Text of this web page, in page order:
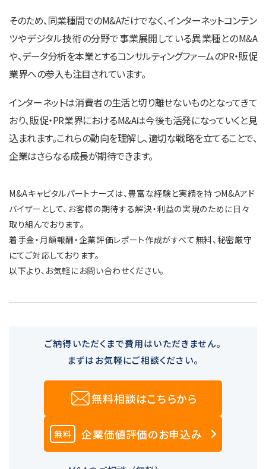
そのため、同業種間でのM&Aだけでなく、インターネットコンテン
ツやデジタル技術の分野で事業展開している異業種とのM&A
や、データ分析を本業とするコンサルティングファームのPR・販促
業界への参入も注目されています。
インターネットは消費者の生活と切り離せないものとなってきて
おり、販促・PR業界におけるM&Aは今後も活発になっていくと見
込まれます。これらの動向を理解し、適切な戦略を立てることで、
企業はさらなる成長が期待できます。
M&Aキャピタルパートナーズは、豊富な経験と実績を持つM&Aアド
バイザーとして、お客様の期待する解決・利益の実現のために日々
取り組んでおります。
着手金・月額報酬・企業評価レポート作成がすべて無料、秘密厳守
にてご対応しております。
以下より、お気軽にお問い合わせください。
ご納得いただくまで費用はいただきません。
まずはお気軽にご相談ください。
無料相談はこちらから
無料 企業価値評価のお申込み